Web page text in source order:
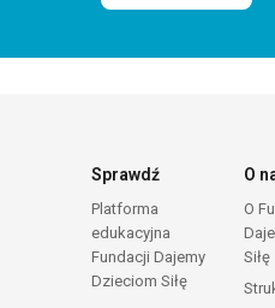
Sprawdź
Platforma
edukacyjna
Fundacji Dajemy
Dzieciom Siłę
O
O
Siłę